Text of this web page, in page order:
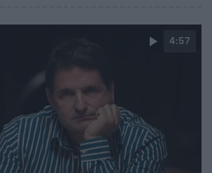
4:57